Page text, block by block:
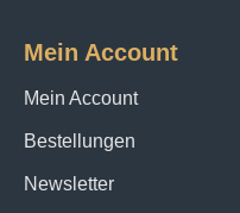
Sie werden überrascht
unserem
Seidenschals,
selbst gestalten
Mein Account
Mein Account
Bestellungen
Newsletter